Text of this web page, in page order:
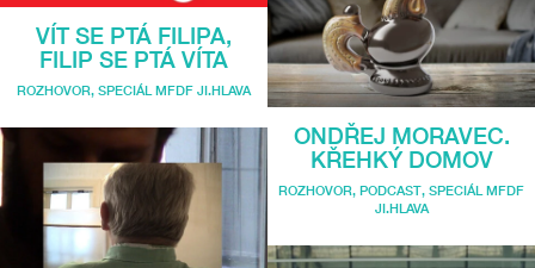
VÍT SE PTÁ FILIPA,
FILIP SE PTÁ VÍTA
ROZHOVOR, SPECIÁL MFDF JI.HLAVA
ONDŘEJ MORAVEC.
KŘEHKÝ DOMOV
ROZHOVOR, PODCAST, SPECIÁL MFDF
JI.HLAVA